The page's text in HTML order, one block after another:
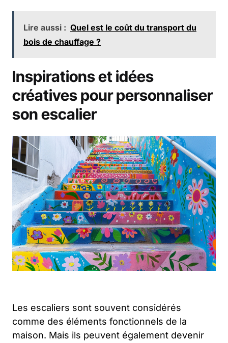
Lire aussi : Quel est le coût du transport du
bois de chauffage ?
Inspirations et idées
créatives pour personnaliser
son escalier
Les escaliers sont souvent considérés
comme des éléments fonctionnels de la
maison. Mais ils peuvent également devenir